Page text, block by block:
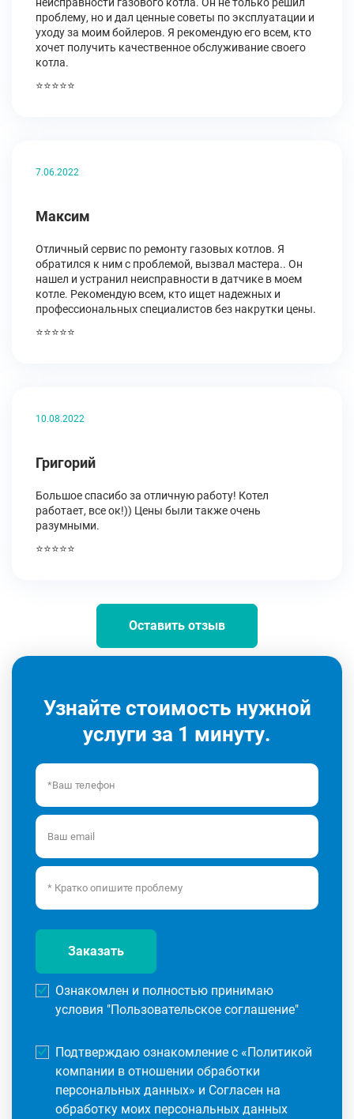
проблему, но и дал ценные советы по эксплуатации и
уходу за моим бойлеров. Я рекомендую его всем, кто
хочет получить качественное обслуживание своего
котла.
⭐⭐⭐⭐⭐
7.06.2022
Максим
Отличный сервис по ремонту газовых котлов. Я
обратился к ним с проблемой, вызвал мастера.. Он
нашел и устранил неисправности в датчике в моем
котле. Рекомендую всем, кто ищет надежных и
профессиональных специалистов без накрутки цены.
⭐⭐⭐⭐⭐
10.08.2022
Григорий
Большое спасибо за отличную работу! Котел
работает, все ок!)) Цены были также очень
разумными.
⭐⭐⭐⭐⭐
Оставить отзыв
Узнайте стоимость нужной
услуги за 1 минуту.
Заказать
Ознакомлен и полностью принимаю
условия "Пользовательское соглашение"
Подтверждаю ознакомление с «Политикой
компании в отношении обработки
персональных данных» и Согласен на
обработку моих персональных данных